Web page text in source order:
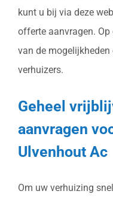
kunt u bij via deze
offerte aanvragen.
van de
verhuizers.
Geheel
aanvragen
Ulvenhout Ac
Om uw verhuizing